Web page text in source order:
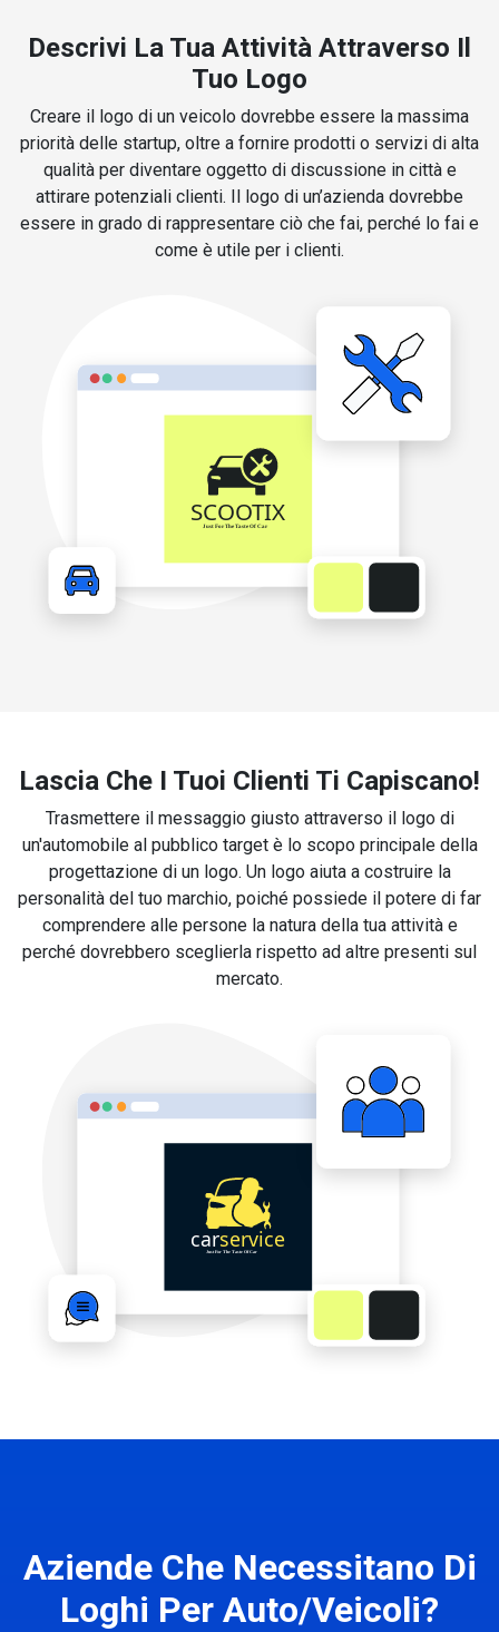
Descrivi La Tua Attività Attraverso Il
Tuo Logo
Creare il logo di un veicolo dovrebbe essere la massima
priorità delle startup, oltre a fornire prodotti o servizi di alta
qualità per diventare oggetto di discussione in città e
attirare potenziali clienti. Il logo di un’azienda dovrebbe
essere in grado di rappresentare ciò che fai, perché lo fai e
come è utile per i clienti.
Lascia Che I Tuoi Clienti Ti Capiscano!
Trasmettere il messaggio giusto attraverso il logo di
un'automobile al pubblico target è lo scopo principale della
progettazione di un logo. Un logo aiuta a costruire la
personalità del tuo marchio, poiché possiede il potere di far
comprendere alle persone la natura della tua attività e
perché dovrebbero sceglierla rispetto ad altre presenti sul
mercato.
Aziende Che Necessitano Di
Loghi Per Auto/Veicoli?